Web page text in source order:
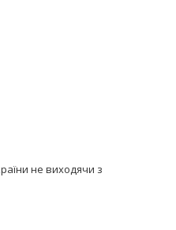
не виходячи з